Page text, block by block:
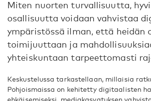
Miten nuorten turvallisuutta,
osallisuutta voidaan vahvistaa
ympäristössä ilman, että heidän
toimijuuttaan ja
yhteiskuntaan tarpeettomasti
Keskustelussa tarkastellaan, millaisia
Pohjoismaissa on kehitetty digitaalisten
ehkäisemiseksi, mediakasvatuksen